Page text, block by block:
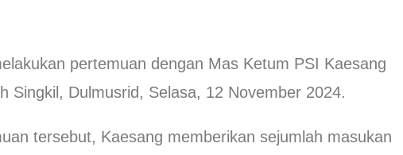
pertemuan dengan Mas Ketum PSI Kaesang
Singkil, Dulmusrid, Selasa, 12 November 2024.
tersebut, Kaesang memberikan sejumlah masukan